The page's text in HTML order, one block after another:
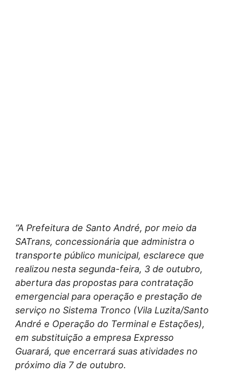
“A Prefeitura de Santo André, por meio da
SATrans, concessionária que administra o
transporte público municipal, esclarece que
realizou nesta segunda-feira, 3 de outubro,
abertura das propostas para contratação
emergencial para operação e prestação de
serviço no Sistema Tronco (Vila Luzita/Santo
André e Operação do Terminal e Estações),
em substituição a empresa Expresso
Guarará, que encerrará suas atividades no
próximo dia 7 de outubro.